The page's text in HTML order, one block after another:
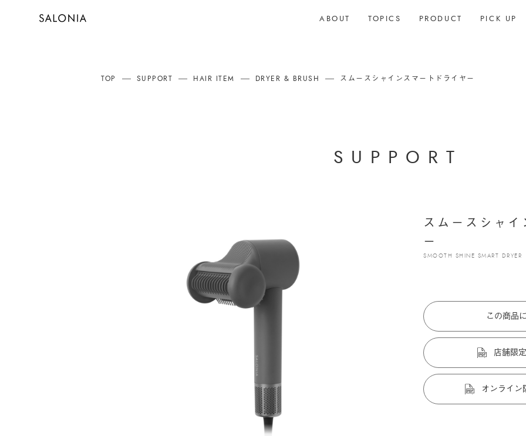
ABOUT TOPICS PRODUCT PICK UP
TOP SUPPORT HAIR ITEM DRYER & BRUSH スムースシャインスマートドライヤー
S U P P O R T
スムースシャ
ー
SMOOTH SHINE SMART DRYER
この商品
店舗限
オンライン